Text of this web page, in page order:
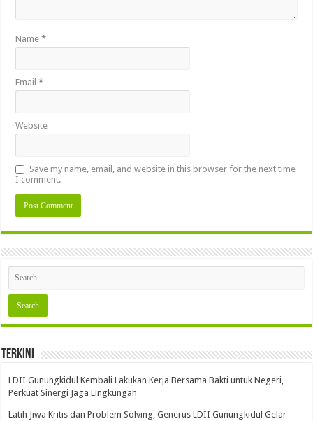
Name*
Email*
Website
Save my name, email, and website in this browser for the next time
I comment.
Terkini
LDII Gunungkidul Kembali Lakukan Kerja Bersama Bakti untuk Negeri,
Perkuat Sinergi Jaga Lingkungan
Latih Jiwa Kritis dan Problem Solving, Generus LDII Gunungkidul Gelar